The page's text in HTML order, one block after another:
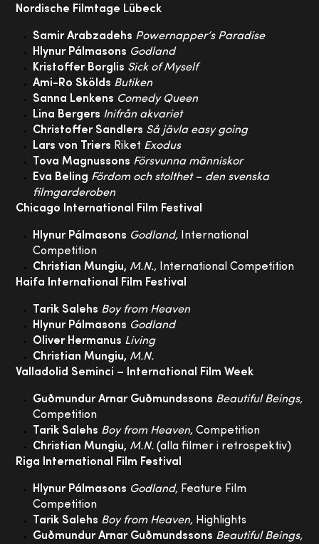
Nordische Filmtage Lübeck
Samir Arabzadehs Powernapper’s Paradise
Hlynur Pálmasons Godland
Kristoffer Borglis Sick of Myself
Ami-Ro Skölds Butiken
Sanna Lenkens Comedy Queen
Lina Bergers Inifrån akvariet
Christoffer Sandlers Så jävla easy going
Lars von Triers Riket Exodus
Tova Magnussons Försvunna människor
Eva Beling Fördom och stolthet – den svenska
filmgarderoben
Chicago International Film Festival
Hlynur Pálmasons Godland, International
Competition
Christian Mungiu, M.N., International Competition
Haifa International Film Festival
Tarik Salehs Boy from Heaven
Hlynur Pálmasons Godland
Oliver Hermanus Living
Christian Mungiu, M.N.
Valladolid Seminci – International Film Week
Guðmundur Arnar Guðmundssons Beautiful Beings,
Competition
Tarik Salehs Boy from Heaven, Competition
Christian Mungiu, M.N. (alla filmer i retrospektiv)
Riga International Film Festival
Hlynur Pálmasons Godland, Feature Film
Competition
Tarik Salehs Boy from Heaven, Highlights
Guðmundur Arnar Guðmundssons Beautiful Beings,